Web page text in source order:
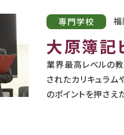
専門学校
大原簿記
業界最高レベルの
されたカリキュラ
のポイントを押さえ